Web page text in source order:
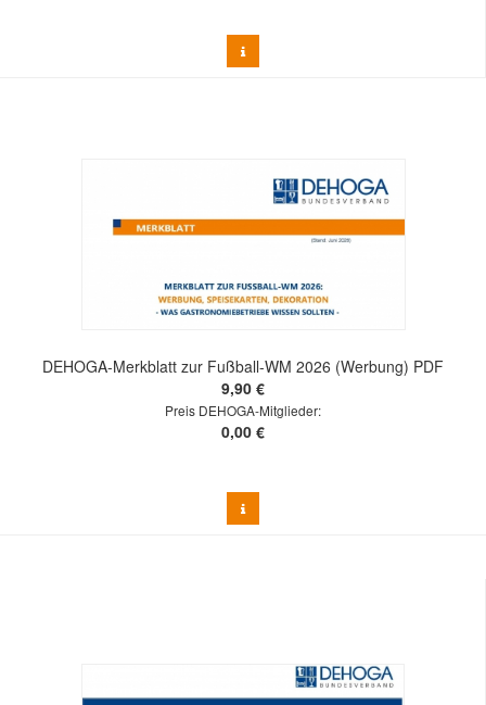
DEHOGA-Merkblatt zur Fußball-WM 2026 (Werbung) PDF
9,90 €
Preis DEHOGA-Mitglieder:
0,00 €